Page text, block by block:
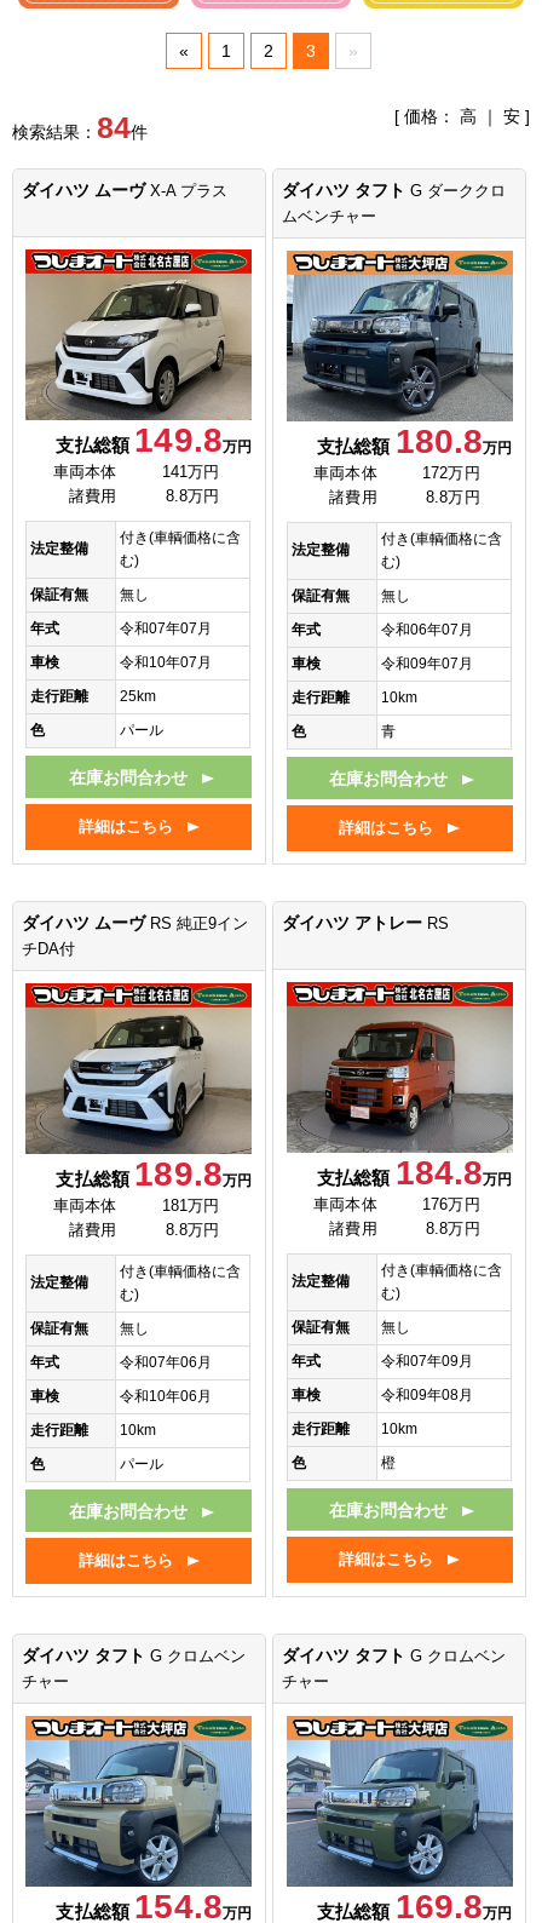
« 1 2 3 »
検索結果： 84件
[ 価格： 高 ｜ 安 ]
ダイハツ ムーヴ X-A プラス
支払総額 149.8万円
車両本体
141万円
諸費用
8.8万円
法定整備
付き(車輌価格に含
む)
保証有無
無し
年式
令和07年07月
車検
令和10年07月
走行距離
25km
色
パール
在庫お問合わせ
詳細はこちら
ダイハツ タフトG ダーククロ
ムベンチャー
支払総額 180.8万円
車両本体
172万円
諸費用
8.8万円
法定整備
付き(車輌価格に含
む)
保証有無
無し
年式
令和06年07月
車検
令和09年07月
走行距離
10km
色
青
在庫お問合わせ
詳細はこちら
ダイハツ ムーヴ RS 純正9イン
チDA付
支払総額 189.8万円
車両本体
181万円
諸費用
8.8万円
法定整備
付き(車輌価格に含
む)
保証有無
無し
年式
令和07年06月
車検
令和10年06月
走行距離
10km
色
パール
在庫お問合わせ
詳細はこちら
ダイハツ アトレー RS
支払総額 184.8万円
車両本体
176万円
諸費用
8.8万円
法定整備
付き(車輌価格に含
む)
保証有無
無し
年式
令和07年09月
車検
令和09年08月
走行距離
10km
色
橙
在庫お問合わせ
詳細はこちら
ダイハツ タフト G クロムベン
チャー
支払総額 154.8万円
ダイハツ タフトG クロムベン
チャー
支払総額 169.8万円